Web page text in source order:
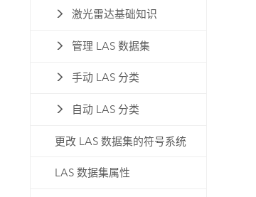
激光雷达基础知识
管理 LAS 数据集
手动 LAS 分类
自动 LAS 分类
更改 LAS 数据集的符号系统
LAS 数据集属性